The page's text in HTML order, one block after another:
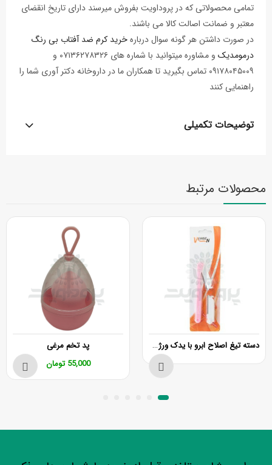
تمامی محصولاتی که در پروداویت بفروش میرسند دارای تاریخ انقضای
معتبر و ضمانت اصالت کالا می باشند.
در صورت داشتن هر گونه سوال دربارهخرید کرم ضد آفتاب بی رنگ
درمومدیک
و مشاوره میتوانید با شماره های ۰۷۱۳۶۲۷۸۳۲۶ و
۰۹۱۷۸۰۴۵۰۰۹ تماس بگیرید تا همکاران ما در داروخانه دکتر آوری شما را
راهنمایی کنند
توضیحات تکمیلی
محصولات مرتبط
دسته تیغ اصلاح ابرو با یدک ورژن K103
پد تخم مرغی
55,000 تومان